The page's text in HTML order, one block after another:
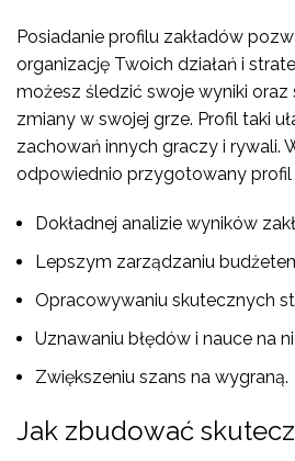
Posiadanie profilu zakładów
organizację Twoich działań i
możesz śledzić swoje wyniki
zmiany w swojej grze. Profil taki
zachowań innych graczy i rywali.
odpowiednio przygotowany
Dokładnej analizie wyników
Lepszym zarządzaniu
Opracowywaniu skutecznych
Uznawaniu błędów i nauce na
Zwiększeniu szans na wygraną.
Jak zbudować